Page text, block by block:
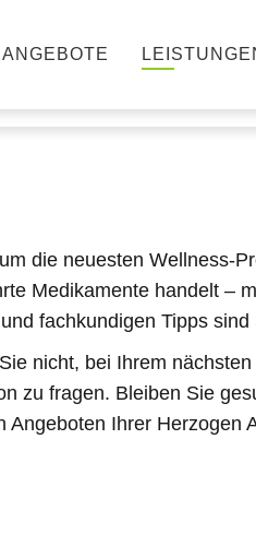
die neuesten Wellness-
Medikamente handelt –
fachkundigen Tipps
nicht, bei Ihrem
zu fragen. Bleiben Sie
Angeboten Ihrer Herzogen